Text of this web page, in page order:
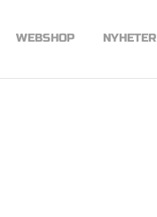
WEBSHOP NYHETER